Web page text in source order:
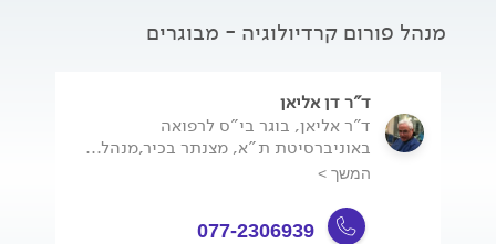
מנהל פורום קרדיולוגיה - מבוגרים
ד"ר דן אליאן
ד"ר אליאן, בוגר בי"ס לרפואה
באוניברסיטת ת"א, מצנתר בכיר,מנהל...
המשך >
077-2306939